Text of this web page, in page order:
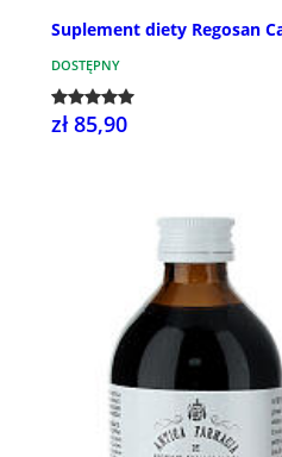
Suplement diety Regosan
DOSTĘPNY
zł 85,90